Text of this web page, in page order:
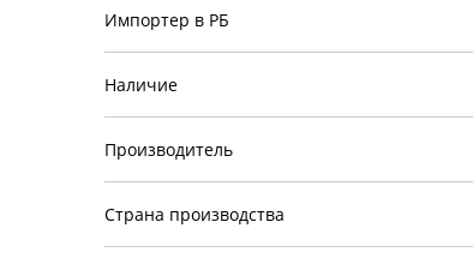
Импортер в РБ
Наличие
Производитель
Страна производства